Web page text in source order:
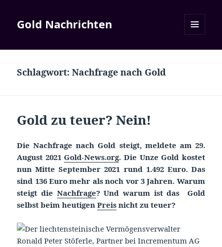
Gold Nachrichten
Schlagwort:Nachfrage nach Gold
Gold zu teuer? Nein!
Die Nachfrage nach Gold steigt, meldete am 29.
August 2021Gold-News.org. Die Unze Gold kostet
nun Mitte September 2021 rund 1.492 Euro. Das
sind 136 Euro mehr als noch vor 3 Jahren. Warum
steigt die Nachfrage? Und warum ist das Gold
selbst beim heutigenPreis nicht zu teuer?